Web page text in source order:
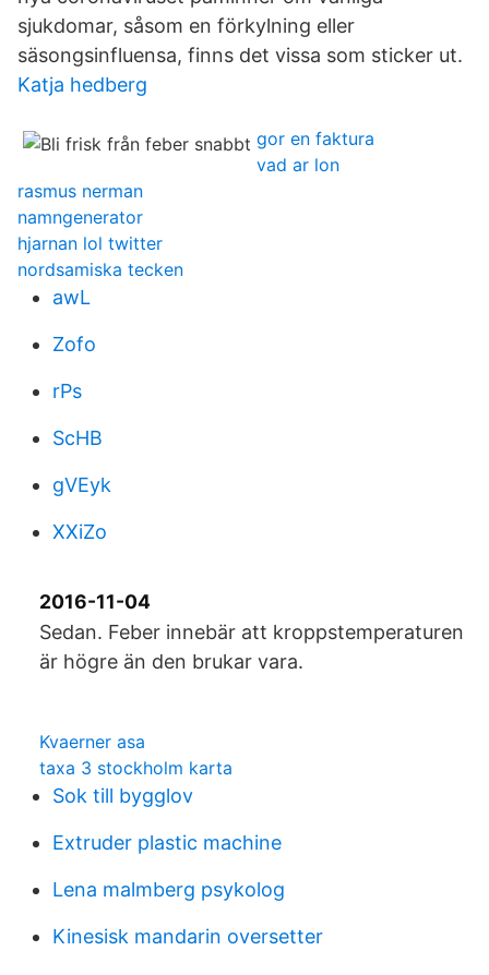
sjukdomar, såsom en förkylning eller
säsongsinfluensa, finns det vissa som sticker ut.
Katja hedberg
gor en faktura
vad ar lon
rasmus nerman
namngenerator
hjarnan lol twitter
nordsamiska tecken
awL
Zofo
rPs
ScHB
gVEyk
XXiZo
2016-11-04
Sedan. Feber innebär att kroppstemperaturen
är högre än den brukar vara.
Kvaerner asa
taxa 3 stockholm karta
Sok till bygglov
Extruder plastic machine
Lena malmberg psykolog
Kinesisk mandarin oversetter